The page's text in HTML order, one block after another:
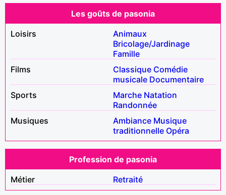
Les goûts de pasonia
Loisirs
Animaux
Bricolage/Jardinage
Famille
Films
Classique Comédie
musicale Documentaire
Sports
Marche Natation
Randonnée
Musiques
Ambiance Musique
traditionnelle Opéra
Profession de pasonia
Métier
Retraité